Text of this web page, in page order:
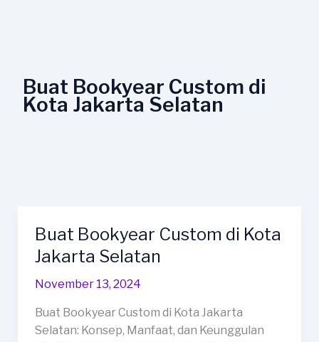
Buat Bookyear Custom di
Kota Jakarta Selatan
Buat Bookyear Custom di Kota
Jakarta Selatan
November 13, 2024
Buat Bookyear Custom di Kota Jakarta
Selatan: Konsep, Manfaat, dan Keunggulan
Buat
Bookyear
Custom
di
Jakarta
Selatan